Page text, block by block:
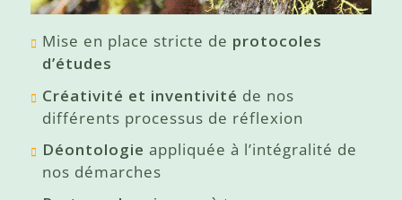
Mise en place stricte de protocoles
d’études
Créativité et inventivité de nos
différents processus de réflexion
Déontologie appliquée à l’intégralité de
nos démarches